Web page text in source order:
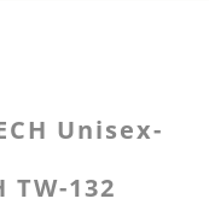
Unisex-
TW-132